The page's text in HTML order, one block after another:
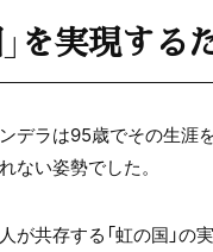
」を実現する
デラは95歳でその生涯
ない姿勢でした。
が共存する「虹の国」